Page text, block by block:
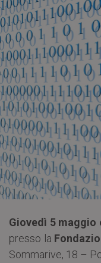
Giovedì 5 maggio
presso la
Sommarive, 18 –